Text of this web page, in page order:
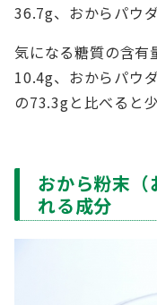
36.7g、おからパウ
気になる糖質の含有
10.4g、おからパウ
の73.3gと比べると
おから粉末（
れる成分